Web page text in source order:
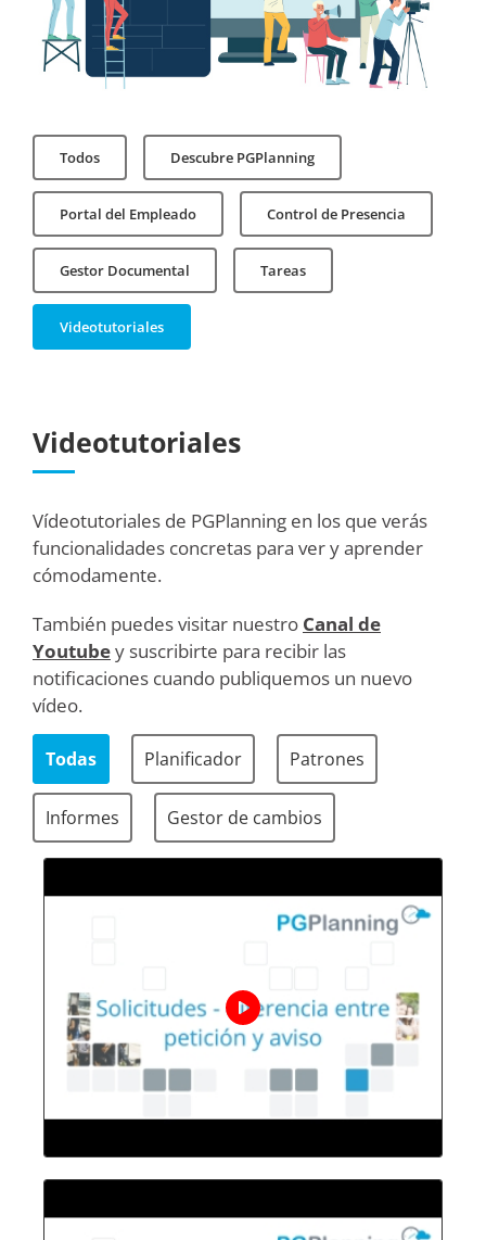
Todos Descubre PGPlanning
Portal del Empleado Control de Presencia
Gestor Documental Tareas
Videotutoriales
Videotutoriales
Vídeotutoriales de PGPlanning en los que verás
funcionalidades concretas para ver y aprender
cómodamente.
También puedes visitar nuestro Canal de
Youtubey suscribirte para recibir las
notificaciones cuando publiquemos un nuevo
vídeo.
Todas Planificador Patrones
Informes Gestor de cambios